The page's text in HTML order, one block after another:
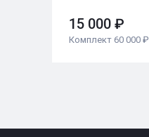
15 000 ₽
Комплект 60 000 ₽